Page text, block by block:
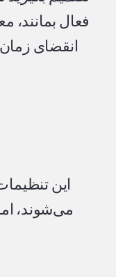
انقضای
این
می‌شوند،